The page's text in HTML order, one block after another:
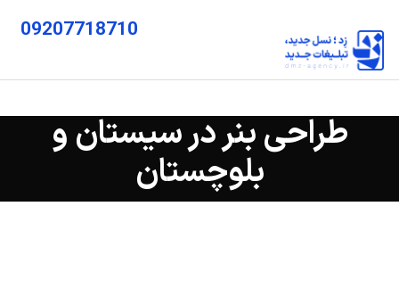
09207718710
طراحی بنر در سیستان و
بلوچستان